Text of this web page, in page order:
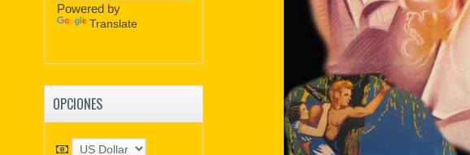
Powered by
Translate
OPCIONES